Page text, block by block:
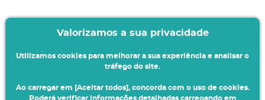
Valorizamos a sua privacidade
Utilizamos cookies para melhorar a sua experiência e analisar o
tráfego do site.
Ao carregar em [Aceitar todos], concorda com o uso de cookies.
Poderá verificar informações detalhadas carregando em